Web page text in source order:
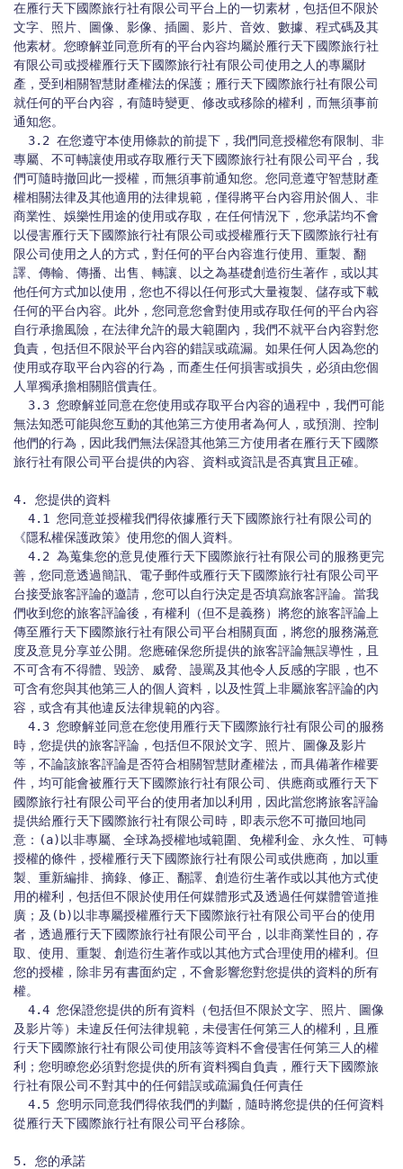
在雁行天下國際旅行社有限公司平台上的一切素材，包括但不限於
文字、照片、圖像、影像、插圖、影片、音效、數據、程式碼及其
他素材。您瞭解並同意所有的平台內容均屬於雁行天下國際旅行社
有限公司或授權雁行天下國際旅行社有限公司使用之人的專屬財
產，受到相關智慧財產權法的保護；雁行天下國際旅行社有限公司
就任何的平台內容，有隨時變更、修改或移除的權利，而無須事前
通知您。
專屬、不可轉讓使用或存取雁行天下國際旅行社有限公司平台，我
們可隨時撤回此一授權，而無須事前通知您。您同意遵守智慧財產
權相關法律及其他適用的法律規範，僅得將平台內容用於個人、非
商業性、娛樂性用途的使用或存取，在任何情況下，您承諾均不會
以侵害雁行天下國際旅行社有限公司或授權雁行天下國際旅行社有
限公司使用之人的方式，對任何的平台內容進行使用、重製、翻
譯、傳輸、傳播、出售、轉讓、以之為基礎創造衍生著作，或以其
他任何方式加以使用，您也不得以任何形式大量複製、儲存或下載
任何的平台內容。此外，您同意您會對使用或存取任何的平台內容
自行承擔風險，在法律允許的最大範圍內，我們不就平台內容對您
負責，包括但不限於平台內容的錯誤或疏漏。如果任何人因為您的
使用或存取平台內容的行為，而產生任何損害或損失，必須由您個
人單獨承擔相關賠償責任。
無法知悉可能與您互動的其他第三方使用者為何人，或預測、控制
他們的行為，因此我們無法保證其他第三方使用者在雁行天下國際
旅行社有限公司平台提供的內容、資料或資訊是否真實且正確。
4. 您提供的資料
《隱私權保護政策》使用您的個人資料。
善，您同意透過簡訊、電子郵件或雁行天下國際旅行社有限公司平
台接受旅客評論的邀請，您可以自行決定是否填寫旅客評論。當我
們收到您的旅客評論後，有權利（但不是義務）將您的旅客評論上
傳至雁行天下國際旅行社有限公司平台相關頁面，將您的服務滿意
度及意見分享並公開。您應確保您所提供的旅客評論無誤導性，且
不可含有不得體、毀謗、威脅、謾罵及其他令人反感的字眼，也不
可含有您與其他第三人的個人資料，以及性質上非屬旅客評論的內
容，或含有其他違反法律規範的內容。
時，您提供的旅客評論，包括但不限於文字、照片、圖像及影片
等，不論該旅客評論是否符合相關智慧財產權法，而具備著作權要
件，均可能會被雁行天下國際旅行社有限公司、供應商或雁行天下
國際旅行社有限公司平台的使用者加以利用，因此當您將旅客評論
提供給雁行天下國際旅行社有限公司時，即表示您不可撤回地同
意：(a)以非專屬、全球為授權地域範圍、免權利金、永久性、可轉
授權的條件，授權雁行天下國際旅行社有限公司或供應商，加以重
製、重新編排、摘錄、修正、翻譯、創造衍生著作或以其他方式使
用的權利，包括但不限於使用任何媒體形式及透過任何媒體管道推
廣；及(b)以非專屬授權雁行天下國際旅行社有限公司平台的使用
者，透過雁行天下國際旅行社有限公司平台，以非商業性目的，存
取、使用、重製、創造衍生著作或以其他方式合理使用的權利。但
您的授權，除非另有書面約定，不會影響您對您提供的資料的所有
權。
及影片等）未違反任何法律規範，未侵害任何第三人的權利，且雁
行天下國際旅行社有限公司使用該等資料不會侵害任何第三人的權
利；您明瞭您必須對您提供的所有資料獨自負責，雁行天下國際旅
行社有限公司不對其中的任何錯誤或疏漏負任何責任
從雁行天下國際旅行社有限公司平台移除。
5. 您的承諾